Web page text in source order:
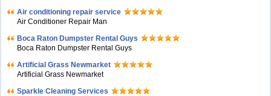
Air conditioning repair service
Air Conditioner Repair Man
Boca Raton Dumpster Rental Guys
Boca Raton Dumpster Rental Guys
Artificial Grass Newmarket
Artificial Grass Newmarket
Sparkle Cleaning Services